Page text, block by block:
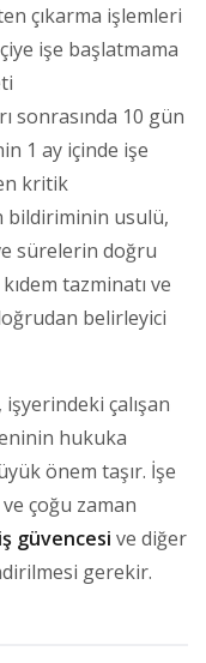
çıkarma işlemleri
işe başlatmama
sonrasında 10 gün
1 ay içinde işe
kritik
bildiriminin usulü,
sürelerin doğru
tazminatı ve
belirleyici
çalışan
hukuka
önem taşır. İşe
çoğu zaman
iş güvencesi ve diğer
gerekir.